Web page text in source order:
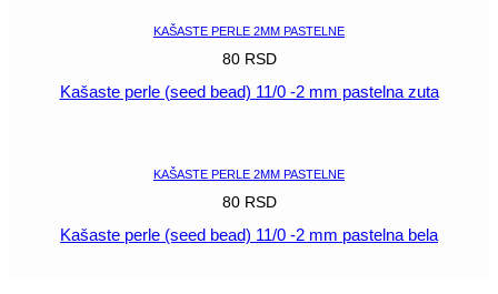
KAŠASTE PERLE 2MM PASTELNE
80 RSD
Kašaste perle (seed bead) 11/0 -2 mm pastelna zuta
KAŠASTE PERLE 2MM PASTELNE
80 RSD
Kašaste perle (seed bead) 11/0 -2 mm pastelna bela